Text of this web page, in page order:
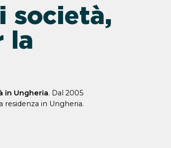
(Persian) فارسی
Русский (Russian)
società,
la
in Ungheria. Dal 2005
residenza in Ungheria.